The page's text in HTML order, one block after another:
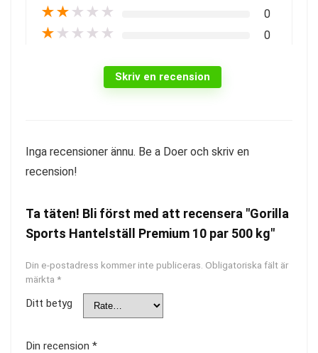
★★ ★ ★ ★ 0
★ ★ ★ ★ ★ 0
Skriv en recension
Inga recensioner ännu. Be a Doer och skriv en
recension!
Ta täten! Bli först med att recensera "Gorilla
Sports Hantelställ Premium 10 par 500 kg"
Din e-postadress kommer inte publiceras. Obligatoriska fält är
märkta *
Ditt betyg
Din recension *